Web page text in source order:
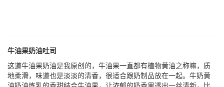
牛油果奶油吐司
这道牛油果奶油是我原创的，牛油果一直都有植物黄油之称嘛，质
地柔滑，味道也是淡淡的清香，很适合跟奶制品放在一起。牛奶黄